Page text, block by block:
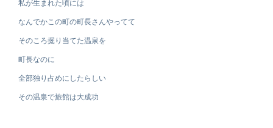
私が生まれた頃には
なんでかこの町の町長さんやってて
そのころ掘り当てた温泉を
町長なのに
全部独り占めにしたらしい
その温泉で旅館は大成功